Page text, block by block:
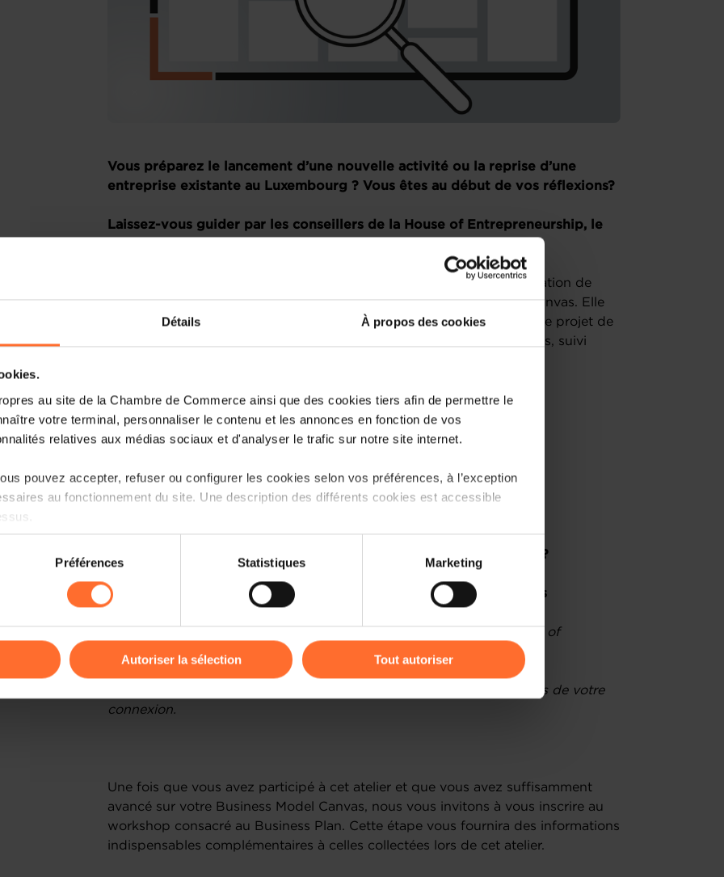
Détails À propos des cookies
au site de la Chambre de Commerce ainsi que des cookies tiers afin de permettre le
votre terminal, personnaliser le contenu et les annonces en fonction de vos
relatives aux médias sociaux et d'analyser le trafic sur notre site internet.
pouvez accepter, refuser ou configurer les cookies selon vos préférences, à l’exception
au fonctionnement du site. Une description des différents cookies est accessible
sur le site et certaines fonctionnalités (ex : lecture de vidéos, partage sur les réseaux
de lecture vidéo, personnalisation de l’affichage du site) peuvent être affectées en
ou des cookies non nécessaires.
Charte d’usage des cookies
Préférences Statistiques Marketing
Autoriser la sélection Tout autoriser
Vous préparez le lancement d’une nouvelle activité ou la reprise d’une
entreprise existante au Luxembourg ? Vous êtes au début de vos réflexions?
Laissez-vous guider par les conseillers de la House of Entrepreneurship, le
Comment ? Participez à notre prochaine session dédiée à la modélisation de
votre idée d’entreprise et plus particulièrement au Business Model Canvas. Elle
vous fournira toutes les informations nécessaires pour construire votre projet de
manière efficace et complète à travers un tutoriel divisé en 3 chapitres, suivi
Voici un aperçu du programme
Chapitre 1 - Le BMC : pourquoi, pour qui et quand ?
Chapitre 3 : Comment utiliser, tester et perfectionner votre BMC ?
Chapitre 4 : Exemple de BMC commenté et réponse aux questions
Animation : Loic Guelfi et Antoine Hron, Business Advisor à la House of
Entrepreneurship.
Bonne pratique : mentionnez la future activité de votre entreprise lors de votre
connexion.
Une fois que vous avez participé à cet atelier et que vous avez suffisamment
avancé sur votre Business Model Canvas, nous vous invitons à vous inscrire au
workshop consacré au Business Plan. Cette étape vous fournira des informations
indispensables complémentaires à celles collectées lors de cet atelier.